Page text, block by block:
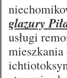
glazury
usługi